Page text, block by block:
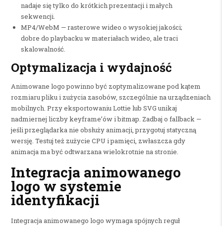
nadaje się tylko do krótkich prezentacji i małych
sekwencji.
MP4/WebM — rasterowe wideo o wysokiej jakości;
dobre do playbacku w materiałach wideo, ale traci
skalowalność.
Optymalizacja i wydajność
Animowane logo powinno być zoptymalizowane pod kątem
rozmiaru pliku i zużycia zasobów, szczególnie na urządzeniach
mobilnych. Przy eksportowaniu Lottie lub SVG unikaj
nadmiernej liczby keyframe’ów i bitmap. Zadbaj o fallback —
jeśli przeglądarka nie obsłuży animacji, przygotuj statyczną
wersję. Testuj też zużycie CPU i pamięci, zwłaszcza gdy
animacja ma być odtwarzana wielokrotnie na stronie.
Integracja animowanego
logo w systemie
identyfikacji
Integracja animowanego logo wymaga spójnych reguł